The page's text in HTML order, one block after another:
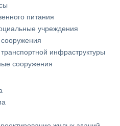
питания
учреждения
инфраструктуры
сооружения